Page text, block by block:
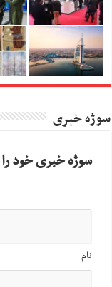
سوژه خبری
سوژه خبری خود را
نام